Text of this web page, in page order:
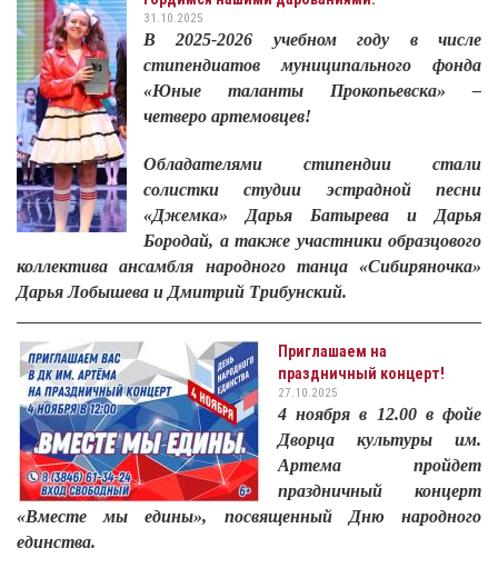
31.10.2025
В 2025-2026 учебном году в числе
стипендиатов муниципального фонда
«Юные таланты Прокопьевска» –
четверо артемовцев!
Обладателями стипендии стали
солистки студии эстрадной песни
«Джемка» Дарья Батырева и Дарья
Бородай, а также участники образцового
коллектива ансамбля народного танца «Сибиряночка»
Дарья Лобышева и Дмитрий Трибунский.
Приглашаем на
праздничный концерт!
27.10.2025
4 ноября в 12.00 в фойе
Дворца культуры им.
Артема пройдет
праздничный концерт
«Вместе мы едины», посвященный Дню народного
единства.